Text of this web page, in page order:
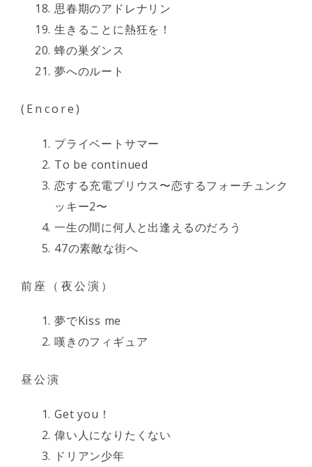
思春期のアドレナリン
生きることに熱狂を！
蜂の巣ダンス
夢へのルート
(Encore)
プライベートサマー
To be continued
恋する充電プリウス〜恋するフォーチュンク
ッキー2〜
一生の間に何人と出逢えるのだろう
47の素敵な街へ
前座（夜公演）
夢でKiss me
嘆きのフィギュア
昼公演
Get you！
偉い人になりたくない
ドリアン少年